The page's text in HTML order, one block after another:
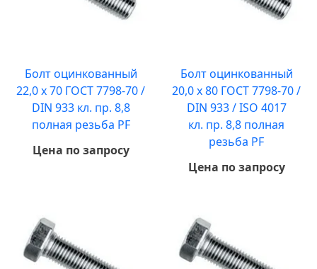
Болт оцинкованный
22,0 х 70 ГОСТ 7798-70 /
DIN 933 кл. пр. 8,8
полная резьба PF
Цена по запросу
Болт оцинкованный
20,0 х 80 ГОСТ 7798-70 /
DIN 933 / ISO 4017
кл. пр. 8,8 полная
резьба PF
Цена по запросу